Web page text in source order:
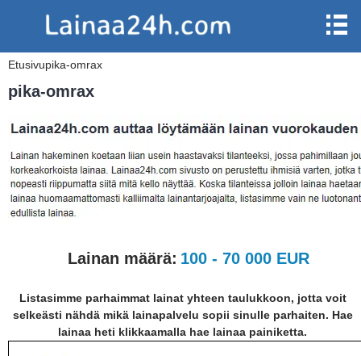
Etusivupika-omrax
pika-omrax
Lainan määrä: 100 - 70 000 EUR
Listasimme parhaimmat lainat yhteen taulukkoon, jotta voit
selkeästi nähdä mikä lainapalvelu sopii sinulle parhaiten. Hae
lainaa heti klikkaamalla hae lainaa painiketta.